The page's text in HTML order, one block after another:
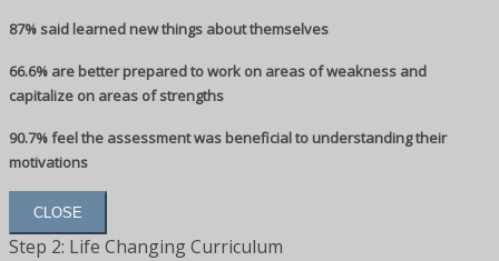
87% said learned new things about themselves
66.6% are better prepared to work on areas of weakness and
capitalize on areas of strengths
90.7% feel the assessment was beneficial to understanding their
motivations
CLOSE
Step 2: Life Changing Curriculum